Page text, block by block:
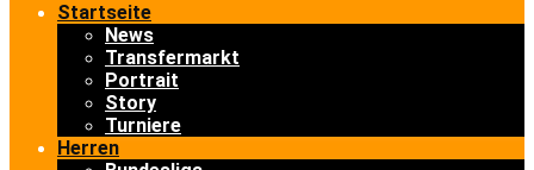
Startseite
News
Transfermarkt
Portrait
Story
Turniere
Herren